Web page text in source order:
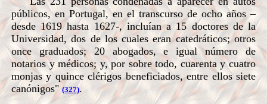
públicos, en Portugal, en el transcurso de ocho años –
desde 1619 hasta 1627-, incluían a 15 doctores de la
Universidad, dos de los cuales eran catedráticos; otros
once graduados; 20 abogados, e igual número de
notarios y médicos; y, por sobre todo, cuarenta y cuatro
monjas y quince clérigos beneficiados, entre ellos siete
canónigos" (327).